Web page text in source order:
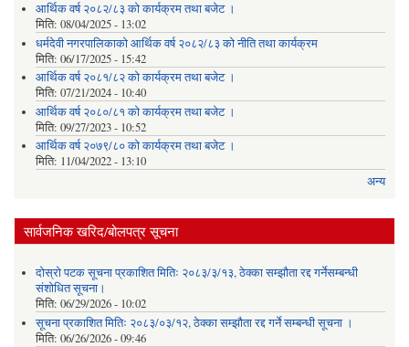
आर्थिक वर्ष २०८२/८३ को कार्यक्रम तथा बजेट ।
मिति: 08/04/2025 - 13:02
धर्मदेवी नगरपालिकाको आर्थिक वर्ष २०८२/८३ को नीति तथा कार्यक्रम
मिति: 06/17/2025 - 15:42
आर्थिक वर्ष २०८१/८२ को कार्यक्रम तथा बजेट ।
मिति: 07/21/2024 - 10:40
आर्थिक वर्ष २०८०/८१ को कार्यक्रम तथा बजेट ।
मिति: 09/27/2023 - 10:52
आर्थिक वर्ष २०७९/८० को कार्यक्रम तथा बजेट ।
मिति: 11/04/2022 - 13:10
अन्य
सार्वजनिक खरिद/बोलपत्र सूचना
दोस्रो पटक सूचना प्रकाशित मितिः २०८३/३/१३, ठेक्का सम्झौता रद्द गर्नेसम्बन्धी
संशोधित सूचना।
मिति: 06/29/2026 - 10:02
सूचना प्रकाशित मितिः २०८३/०३/१२, ठेक्का सम्झौता रद्द गर्ने सम्बन्धी सूचना ।
मिति: 06/26/2026 - 09:46